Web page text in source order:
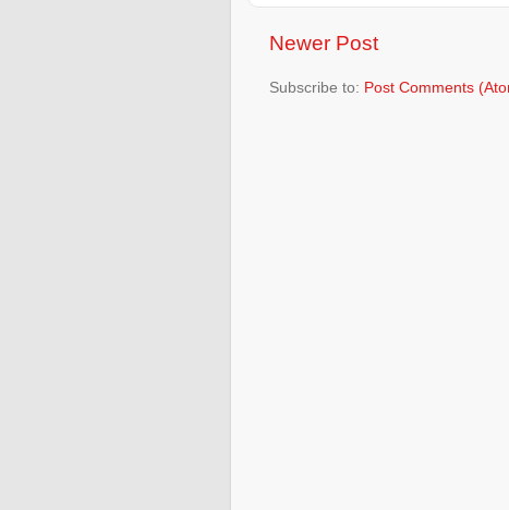
Newer Post
Subscribe to: Post Comments